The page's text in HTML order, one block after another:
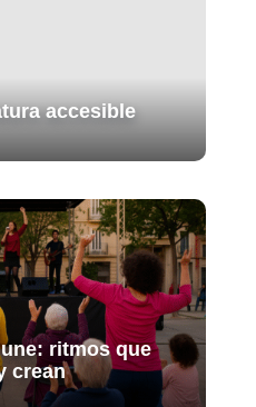
accesible
ritmos que
crean